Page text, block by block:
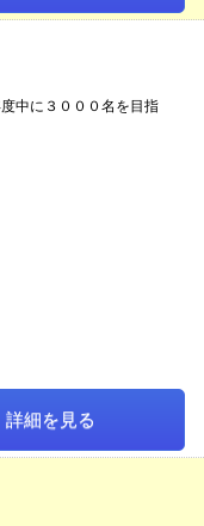
中に３０００名を目指
詳細を見る